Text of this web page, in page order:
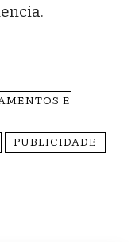
E
PUBLICIDADE